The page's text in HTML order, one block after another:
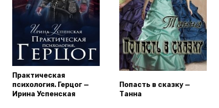
Практическая
психология. Герцог —
Ирина Успенская
Попасть в сказку —
Танна